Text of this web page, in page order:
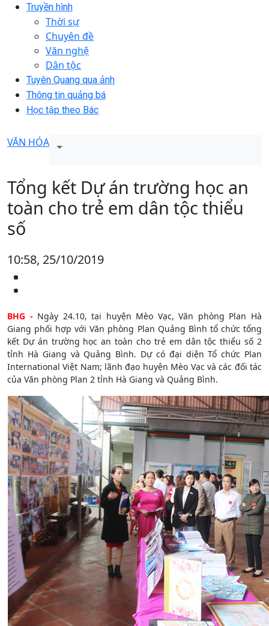
Truyền hình
Thời sự
Chuyên đề
Văn nghệ
Dân tộc
Tuyên Quang qua ảnh
Thông tin quảng bá
Học tập theo Bác
VĂN HÓA
Tổng kết Dự án trường học an
toàn cho trẻ em dân tộc thiểu
số
10:58, 25/10/2019
BHG -Ngày 24.10, tại huyện Mèo Vạc, Văn phòng Plan Hà
Giang phối hợp với Văn phòng Plan Quảng Bình tổ chức tổng
kết Dự án trường học an toàn cho trẻ em dân tộc thiểu số 2
tỉnh Hà Giang và Quảng Bình. Dự có đại diện Tổ chức Plan
International Việt Nam; lãnh đạo huyện Mèo Vạc và các đối tác
của Văn phòng Plan 2 tỉnh Hà Giang và Quảng Bình.